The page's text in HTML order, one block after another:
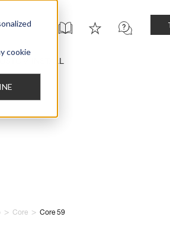
cookie
INSTALL
> Core > Core 59